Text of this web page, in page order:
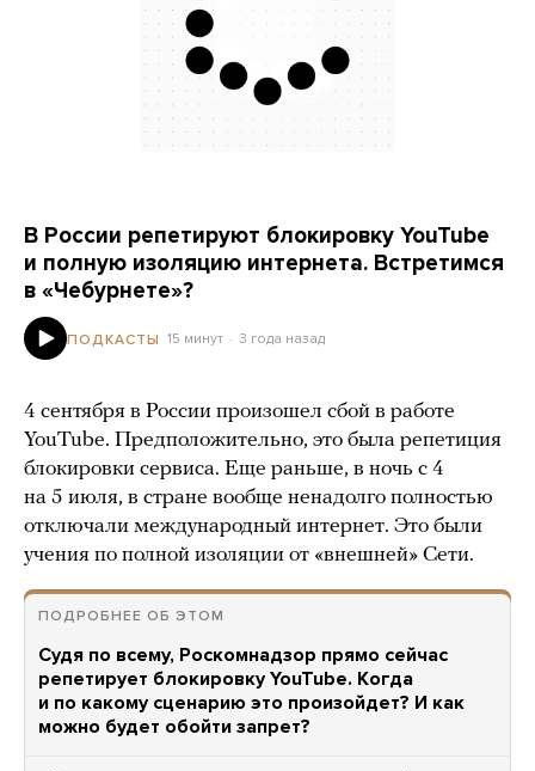
В России репетируют блокировку YouTube
и полную изоляцию интернета. Встретимся
в «Чебурнете»?
ПОДКАСТЫ 15 минут 3 года назад
4 сентября в России произошел сбой в работе
YouTube. Предположительно, это была репетиция
блокировки сервиса. Еще раньше, в ночь с 4
на 5 июля, в стране вообще ненадолго полностью
отключали международный интернет. Это были
учения по полной изоляции от «внешней» Сети.
ПОДРОБНЕЕ ОБ ЭТОМ
Судя по всему, Роскомнадзор прямо сейчас
репетирует блокировку YouTube. Когда
и по какому сценарию это произойдет? И как
можно будет обойти запрет?